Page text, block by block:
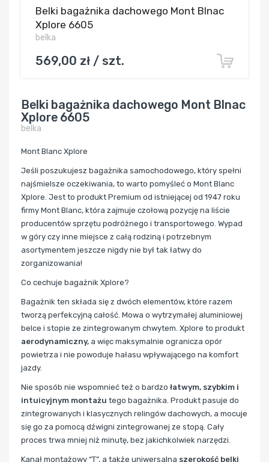
Belki bagażnika dachowego Mont Blnac
Xplore 6605
belka
569,00 zł / szt.
Belki bagażnika dachowego Mont Blnac
Xplore 6605
belka
Mont Blanc Xplore
Jeśli poszukujesz bagażnika samochodowego, który spełni
najśmielsze oczekiwania, to warto pomyśleć o Mont Blanc
Xplore. Jest to produkt Premium od istniejącej od 1947 roku
firmy Mont Blanc, która zajmuje czołową pozycję na liście
producentów sprzętu podróżnego i transportowego. Wypad
w góry czy inne miejsce z całą rodziną i potrzebnym
asortymentem jeszcze nigdy nie był tak łatwy do
zorganizowania!
Co cechuje bagażnik Xplore?
Bagażnik ten składa się z dwóch elementów, które razem
tworzą perfekcyjną całość. Mowa o wytrzymałej aluminiowej
belce i stopie ze zintegrowanym chwytem. Xplore to produkt
aerodynamiczny, a więc maksymalnie ogranicza opór
powietrza i nie powoduje hałasu wpływającego na komfort
jazdy.
Nie sposób nie wspomnieć też o bardzo łatwym, szybkim i
intuicyjnym montażu tego bagażnika. Produkt pasuje do
zintegrowanych i klasycznych relingów dachowych, a mocuje
się go za pomocą dźwigni zintegrowanej ze stopą. Cały
proces trwa mniej niż minutę, bez jakichkolwiek narzędzi.
Kanał montażowy “T”, a także uniwersalna szerokość belki